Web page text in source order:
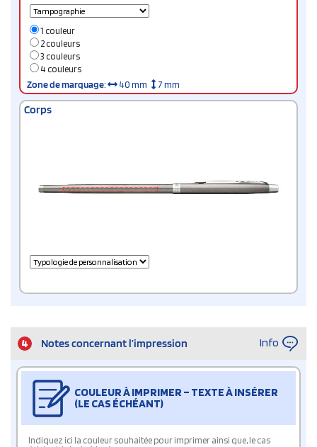
1 couleur
2 couleurs
3 couleurs
4 couleurs
Zone de marquage: 40 mm 7 mm
Corps
4 Notes concernant l’impression Info
COULEUR À IMPRIMER – TEXTE À INSÉRER
(LE CAS ÉCHÉANT)
Indiquez ici la couleur souhaitée pour imprimer ainsi que, le cas